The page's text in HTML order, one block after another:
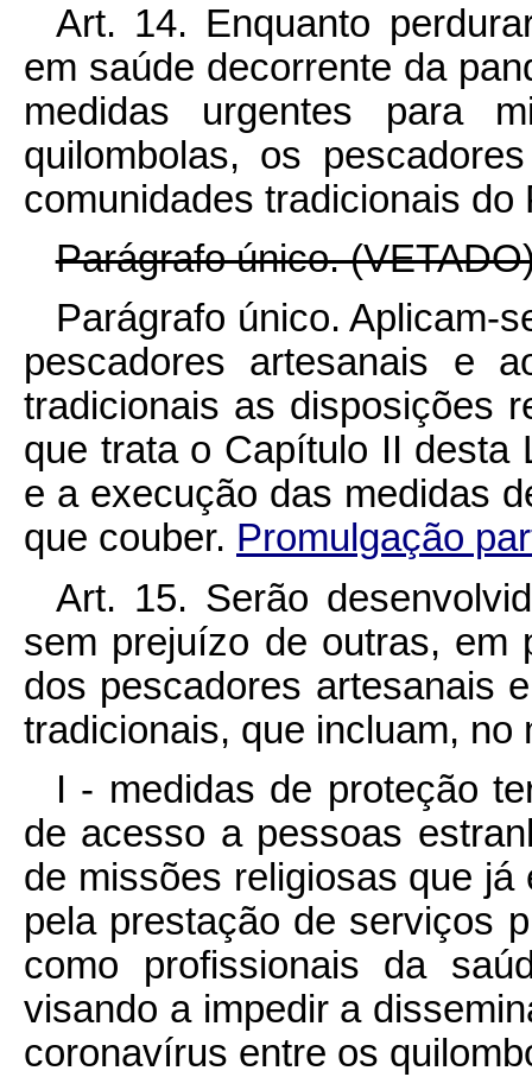
Art. 14. Enquanto
em saúde decorrente da
medidas urgentes para
quilombolas, os
comunidades tradicionais do
Parágrafo único.
Parágrafo único. Aplicam-
pescadores artesanais e
tradicionais as disposições
que trata o Capítulo II desta
e a execução das medidas
que couber. Promulgação
Art. 15. Serão
sem prejuízo de outras, em
dos pescadores artesanais
tradicionais, que incluam, no
I - medidas de proteção
de acesso a pessoas
de missões religiosas que
pela prestação de serviços
como profissionais da
visando a impedir a
coronavírus entre os